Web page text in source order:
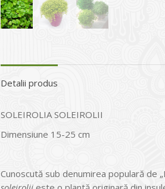
Detalii produs
SOLEIROLIA SOLEIROLII
Dimensiune 15-25 cm
Cunoscută sub denumirea populară de